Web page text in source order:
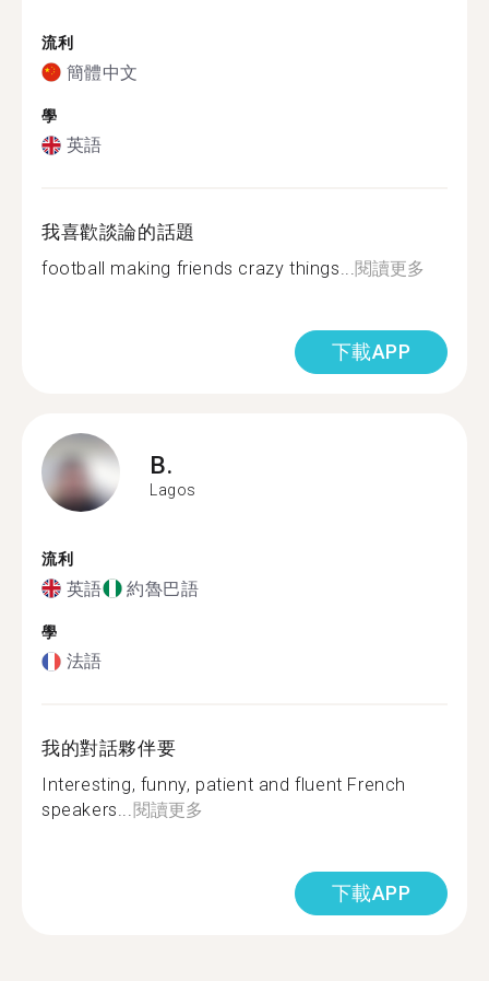
流利
簡體中文
學
英語
我喜歡談論的話題
football making friends crazy things...閱讀更多
下載APP
B.
Lagos
流利
英語 約魯巴語
學
法語
我的對話夥伴要
Interesting, funny, patient and fluent French
speakers...閱讀更多
下載APP